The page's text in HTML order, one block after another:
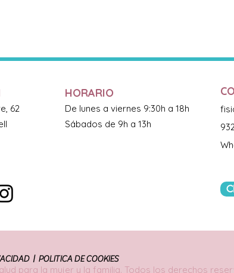
62
HORARIO
De lunes a viernes 9:30h a 18h
Sábados de 9h a 13h
| POLITICA DE COOKIES
para la mujer y la familia. Todos los derechos